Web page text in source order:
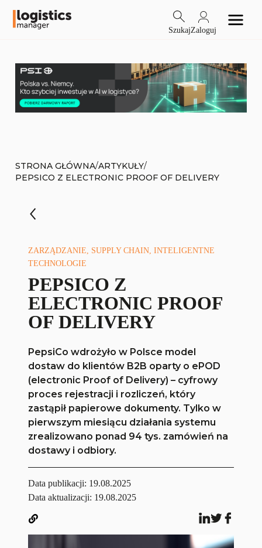
SzukajZaloguj
STRONA GŁÓWNA/ARTYKUŁY/
PEPSICO Z ELECTRONIC PROOF OF DELIVERY
ZARZĄDZANIE, SUPPLY CHAIN, INTELIGENTNE
TECHNOLOGIE
PEPSICO Z
ELECTRONIC PROOF
OF DELIVERY
PepsiCo wdrożyło w Polsce model
dostaw do klientów B2B oparty o ePOD
(electronic Proof of Delivery) – cyfrowy
proces rejestracji i rozliczeń, który
zastąpił papierowe dokumenty. Tylko w
pierwszym miesiącu działania systemu
zrealizowano ponad 94 tys. zamówień na
dostawy i odbiory.
Data publikacji: 19.08.2025
Data aktualizacji: 19.08.2025